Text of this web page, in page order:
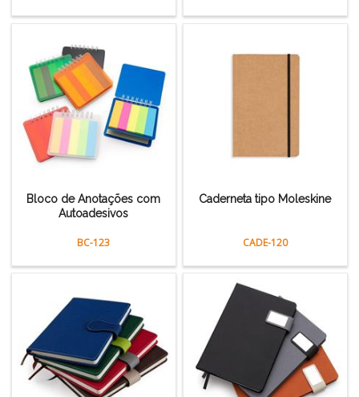
Bloco de Anotações com
Autoadesivos
BC-123
Caderneta tipo Moleskine
CADE-120